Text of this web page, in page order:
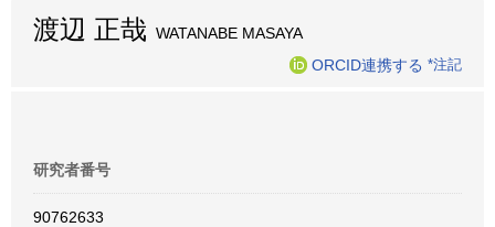
渡辺 正哉 WATANABE MASAYA
ORCID連携する *注記
研究者番号
90762633